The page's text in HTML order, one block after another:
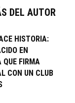
DEL AUTOR
HISTORIA:
EN
QUE FIRMA
CON UN CLUB